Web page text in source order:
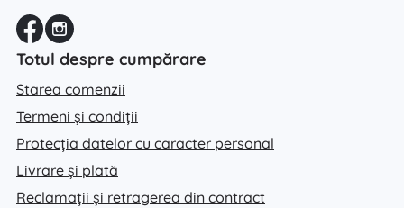
Totul despre cumpărare
Starea comenzii
Termeni și condiții
Protecția datelor cu caracter personal
Livrare și plată
Reclamații și retragerea din contract